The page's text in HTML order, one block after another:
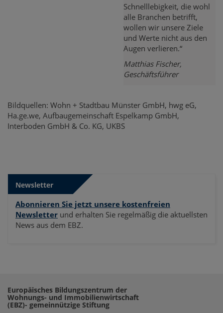
Schnelllebigkeit, die wohl
alle Branchen betrifft,
wollen wir unsere Ziele
und Werte nicht aus den
Augen verlieren.“
Matthias Fischer,
Geschäftsführer
Bildquellen: Wohn + Stadtbau Münster GmbH, hwg eG,
Ha.ge.we, Aufbaugemeinschaft Espelkamp GmbH,
Interboden GmbH & Co. KG, UKBS
Newsletter
Abonnieren Sie jetzt unsere kostenfreien
Newsletter und erhalten Sie regelmäßig die aktuellsten
News aus dem EBZ.
Europäisches Bildungszentrum der
Wohnungs- und Immobilienwirtschaft
(EBZ)- gemeinnützige Stiftung